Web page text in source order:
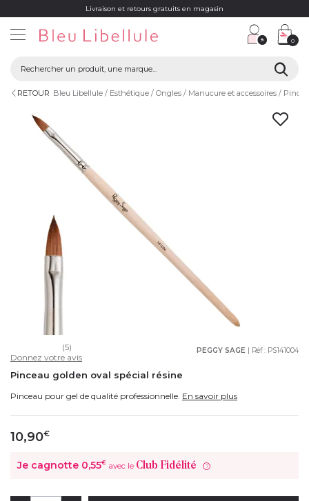
Livraison et retours gratuits en magasin
0
RETOUR Bleu Libellule Esthétique Ongles Manucure et accessoires
PEGGY SAGE | Réf : PS141004
(5)
Donnez votre avis
Pinceau golden oval spécial résine
Pinceau pour gel de qualité professionnelle. En savoir plus
10,90€
Je cagnotte 0,55€ avec le Club Fidélité ?